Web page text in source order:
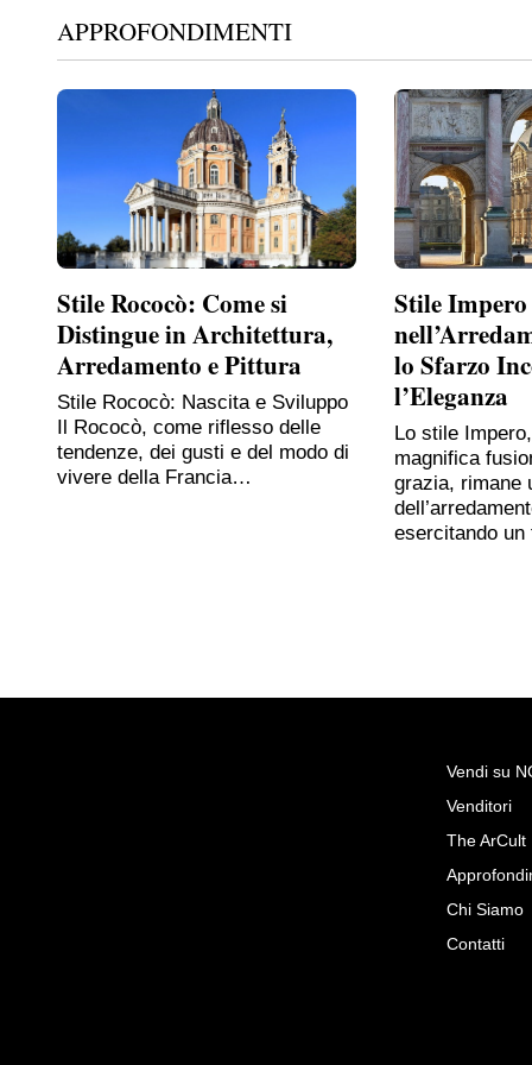
APPROFONDIMENTI
Stile Rococò: Come si
Distingue in Architettura,
Arredamento e Pittura
Stile Rococò: Nascita e Sviluppo
Il Rococò, come riflesso delle
tendenze, dei gusti e del modo di
vivere della Francia…
Stile Impero
lo Sfarzo
l’Eleganza
Lo stile
magnifica
grazia, rimane
esercitando
Richiedi Maggiori
Lampadario Vintage A
Ceramica
Vendi su
Venditori
The ArCult
Chi Siamo
Contatti